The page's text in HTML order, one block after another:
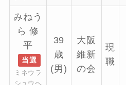
みねう
ら 修
平
当選
ミネウラ
シュウヘ
39
歳
(男)
大阪
維新
の会
現
職